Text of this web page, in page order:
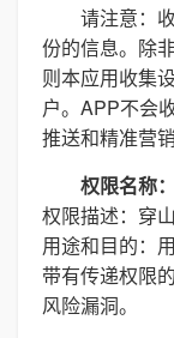
请注意：
份的信息。除
则本应用收集
户。APP不会
推送和精准营销
权限名称
权限描述：穿
用途和目的：
带有传递权限
风险漏洞。